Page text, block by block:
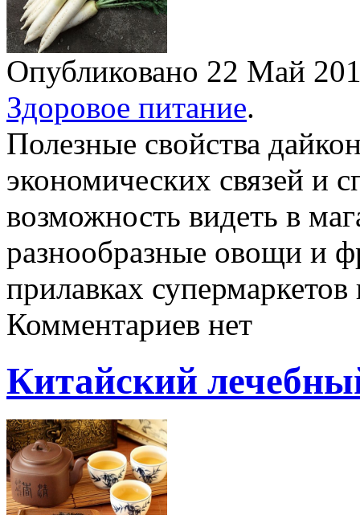
Опубликовано 22 Май
Здоровое питание.
Полезные свойства
экономических связей и
возможность видеть в
разнообразные овощи и
прилавках
Комментариев нет
Китайский